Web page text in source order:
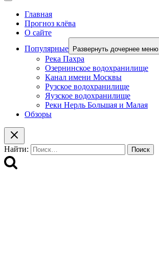
Главная
Прогноз клёва
О сайте
Популярные Развернуть дочернее меню
Река Пахра
Озернинское водохранилище
Канал имени Москвы
Рузское водохранилище
Яузское водохранилище
Реки Нерль Большая и Малая
Обзоры
Найти: